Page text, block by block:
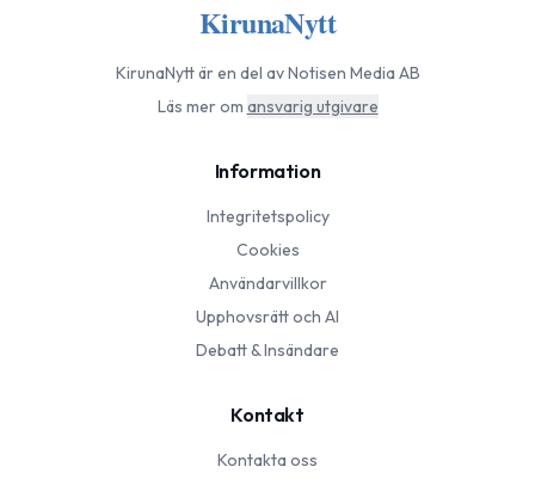
KirunaNytt
KirunaNyttär en del av Notisen Media AB
Läs mer om ansvarig utgivare
Information
Integritetspolicy
Cookies
Användarvillkor
Upphovsrätt och AI
Debatt & Insändare
Kontakt
Kontakta oss